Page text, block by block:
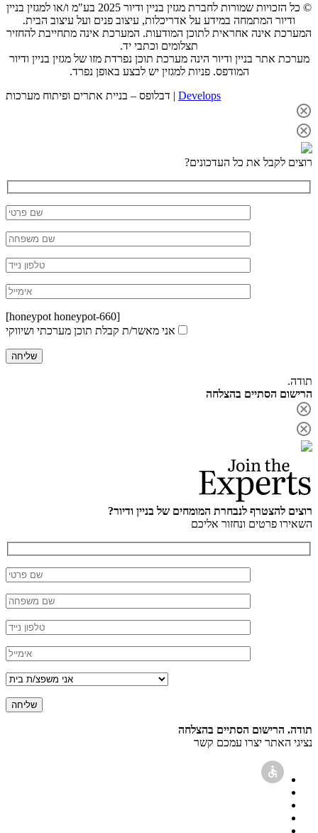
© כל הזכויות שמורות לחברת מגזין בניין ודיור 2025 בע"מ ו/או למגזין בניין
ודיור המתמחה במידע על אדריכלות, עיצוב פנים ועל עיצוב הבית.
המערכת אינה אחראית לתוכן המודעות. המערכת אינה מתחייבת להחזיר
תצלומים וכתבי יד.
מערכת אתר בניין ודיור הינה מערכת תוכן נפרדת מזו של מגזין בניין ודיור
המודפס. פניות למגזין יש לבצע באופן נפרד.
דבלופס – בניית אתרים ופיתוח מערכות | Develops
רוצים לקבל את כל העדכונים?
[honeypot honeypot-660]
אני מאשר/ת קבלת תוכן מערכתי ושיווקי
תודה.
הרישום הסתיים בהצלחה
רוצים להצטרף לנבחרת המומחים של בניין ודיור?
השאירו פרטים ונחזור אליכם
תודה. הרישום הסתיים בהצלחה
נציגי האתר יצרו עמכם קשר